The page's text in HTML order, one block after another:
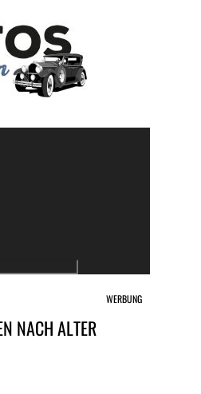
NACH ALTER
WERBUNG